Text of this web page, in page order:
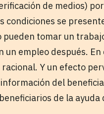
de medios)
condiciones se
tomar un
un empleo después.
Y un efecto
del
de la ayuda